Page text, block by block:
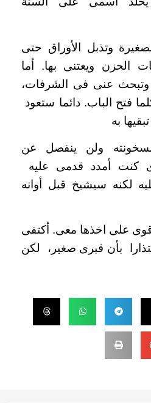
وتذبل الأوراق حتى
الحزن ويعتنى بها. أما
عنى فى الشرفات،
فتح الباب. دائما ستعود
به
ولن ينفصل عن
كنت أمدد قدمى عليه
لكنه سيشيخ قبل أوانه
أقوى على اخذها معى. أكتفى
بأن قبرى صغير، لكن